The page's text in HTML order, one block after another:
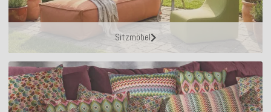
Sitzmöbel